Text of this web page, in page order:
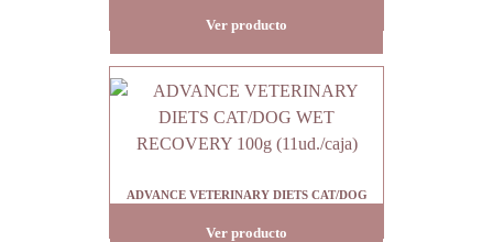
Ver producto
ADVANCE VETERINARY DIETS CAT/DOG
Ver producto